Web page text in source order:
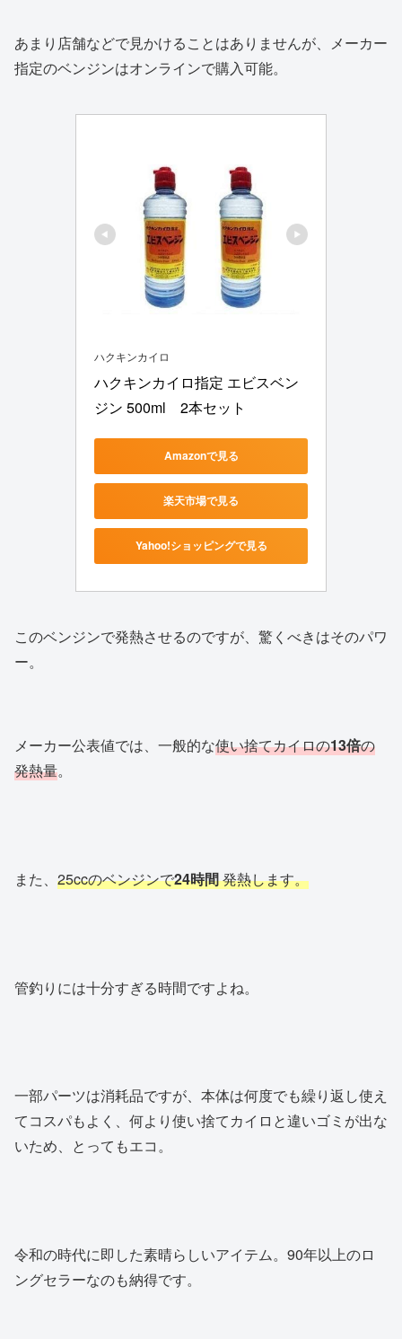
あまり店舗などで見かけることはありませんが、メーカー
指定のベンジンはオンラインで購入可能。
ハクキンカイロ
ハクキンカイロ指定 エビスベン
ジン 500ml　2本セット
Amazonで見る
楽天市場で見る
Yahoo!ショッピングで見る
このベンジンで発熱させるのですが、驚くべきはそのパワ
ー。
メーカー公表値では、一般的な使い捨てカイロの13倍の
発熱量。
また、 25ccのベンジンで24時間発熱します。
管釣りには十分すぎる時間ですよね。
一部パーツは消耗品ですが、本体は何度でも繰り返し使え
てコスパもよく、何より使い捨てカイロと違いゴミが出な
いため、とってもエコ。
令和の時代に即した素晴らしいアイテム。90年以上のロ
ングセラーなのも納得です。